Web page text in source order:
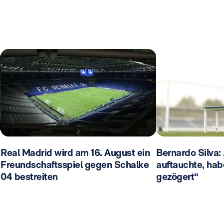
Real Madrid wird am 16. August ein
Freundschaftsspiel gegen Schalke
04 bestreiten
Bernardo
auftauchte,
gezögert“